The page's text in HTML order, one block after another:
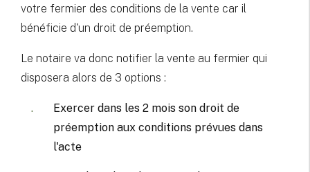
votre fermier des conditions de la vente car il
bénéficie d'un droit de préemption.
Le notaire va donc notifier la vente au fermier qui
disposera alors de 3 options :
Exercer dans les 2 mois son droit de
préemption aux conditions prévues dans
l'acte